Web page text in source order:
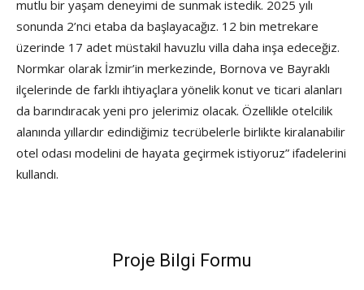
mutlu bir yaşam deneyimi de sunmak istedik. 2025 yılı
sonunda 2’nci etaba da başlayacağız. 12 bin metrekare
üzerinde 17 adet müstakil havuzlu villa daha inşa edeceğiz.
Normkar olarak İzmir’in merkezinde, Bornova ve Bayraklı
ilçelerinde de farklı ihtiyaçlara yönelik konut ve ticari alanları
da barındıracak yeni pro jelerimiz olacak. Özellikle otelcilik
alanında yıllardır edindiğimiz tecrübelerle birlikte kiralanabilir
otel odası modelini de hayata geçirmek istiyoruz” ifadelerini
kullandı.
Proje Bilgi Formu